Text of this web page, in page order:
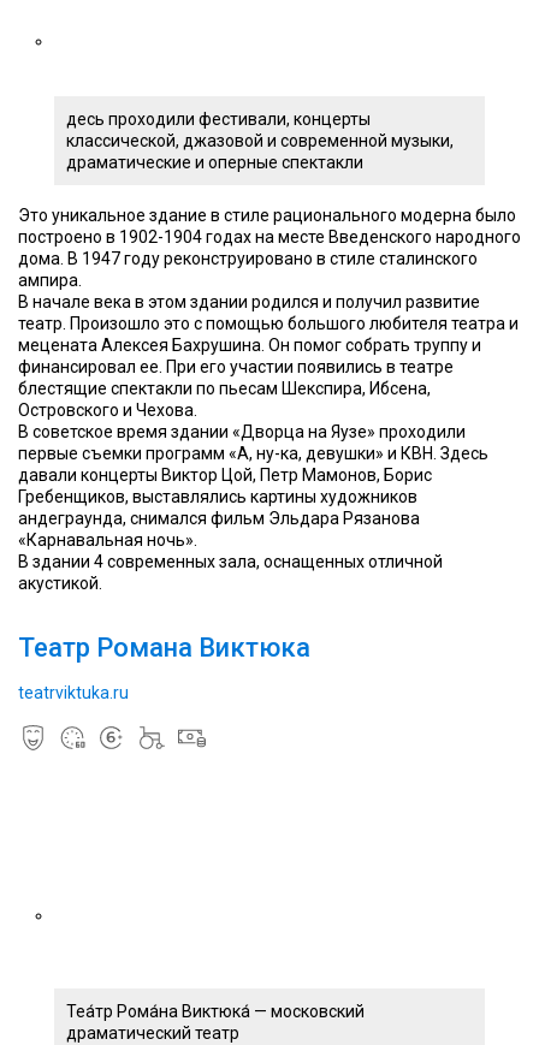
десь проходили фестивали, концерты
классической, джазовой и современной музыки,
драматические и оперные спектакли
Это уникальное здание в стиле рационального модерна было
построено в 1902-1904 годах на месте Введенского народного
дома. В 1947 году реконструировано в стиле сталинского
ампира.
В начале века в этом здании родился и получил развитие
театр. Произошло это с помощью большого любителя театра и
мецената Алексея Бахрушина. Он помог собрать труппу и
финансировал ее. При его участии появились в театре
блестящие спектакли по пьесам Шекспира, Ибсена,
Островского и Чехова.
В советское время здании «Дворца на Яузе» проходили
первые съемки программ «А, ну-ка, девушки» и КВН. Здесь
давали концерты Виктор Цой, Петр Мамонов, Борис
Гребенщиков, выставлялись картины художников
андеграунда, снимался фильм Эльдара Рязанова
«Карнавальная ночь».
В здании 4 современных зала, оснащенных отличной
акустикой.
Театр Романа Виктюка
teatrviktuka.ru
Теа́тр Рома́на Виктюка́ — московский
драматический театр